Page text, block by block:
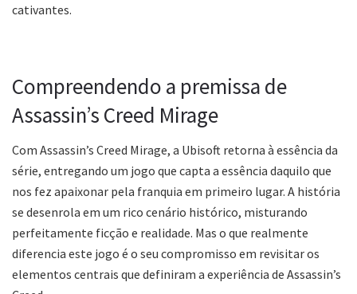
cativantes.
Compreendendo a premissa de
Assassin’s Creed Mirage
Com Assassin’s Creed Mirage, a Ubisoft retorna à essência da
série, entregando um jogo que capta a essência daquilo que
nos fez apaixonar pela franquia em primeiro lugar. A história
se desenrola em um rico cenário histórico, misturando
perfeitamente ficção e realidade. Mas o que realmente
diferencia este jogo é o seu compromisso em revisitar os
elementos centrais que definiram a experiência de Assassin’s